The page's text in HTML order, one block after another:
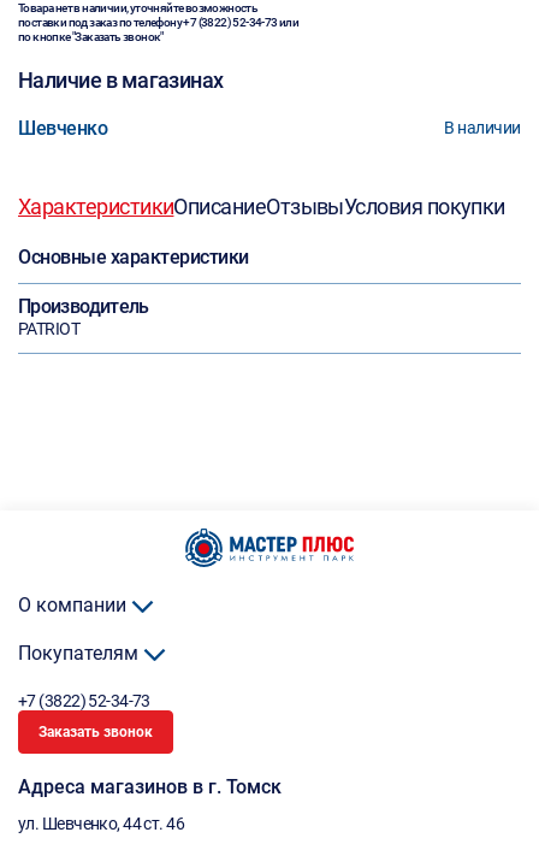
Товара нет в наличии, уточняйте возможность
поставки под заказ по телефону+7 (3822) 52-34-73или
по кнопке "Заказать звонок"
Наличие в магазинах
Шевченко В наличии
ХарактеристикиОписаниеОтзывыУсловия покупки
Основные характеристики
Производитель
PATRIOT
О компании
Покупателям
+7 (3822) 52-34-73
Заказать звонок
Адреса магазинов в г. Томск
ул. Шевченко, 44 ст. 46